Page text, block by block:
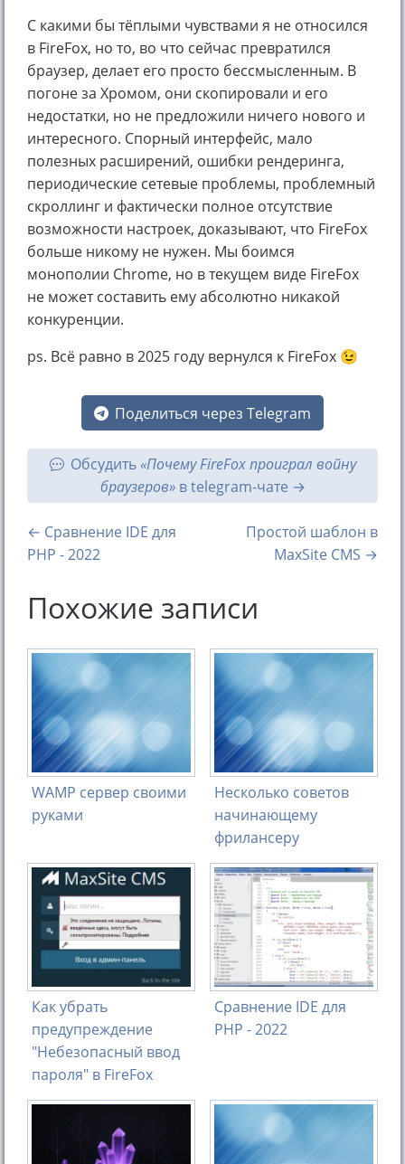
С какими бы тёплыми чувствами я не относился
в FireFox, но то, во что сейчас превратился
браузер, делает его просто бессмысленным. В
погоне за Хромом, они скопировали и его
недостатки, но не предложили ничего нового и
интересного. Спорный интерфейс, мало
полезных расширений, ошибки рендеринга,
периодические сетевые проблемы, проблемный
скроллинг и фактически полное отсутствие
возможности настроек, доказывают, что FireFox
больше никому не нужен. Мы боимся
монополии Chrome, но в текущем виде FireFox
не может составить ему абсолютно никакой
конкуренции.
ps. Всё равно в 2025 году вернулся к FireFox 😉
Поделиться через Telegram
Обсудить «Почему FireFox проиграл войну
браузеров»в telegram-чате
← Сравнение IDE для
PHP - 2022
Простой шаблон в
MaxSite CMS →
Похожие записи
WAMP сервер своими
руками
Несколько советов
начинающему
фрилансеру
Как убрать
предупреждение
"Небезопасный ввод
пароля" в FireFox
Сравнение IDE для
PHP - 2022